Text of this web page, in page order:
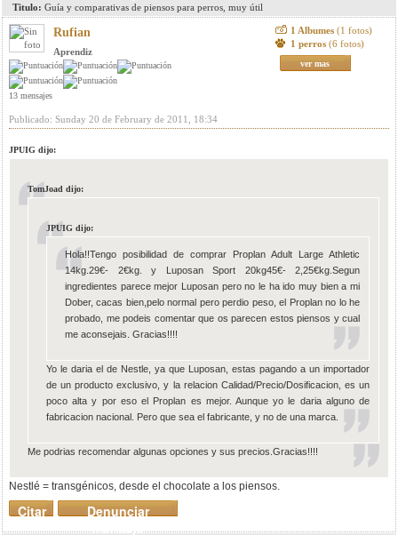
Titulo: Guía y comparativas de piensos para perros, muy útil
Rufian
Aprendiz
13 mensajes
1 Albumes (1 fotos)
1 perros (6 fotos)
ver mas
Publicado: Sunday 20 de February de 2011, 18:34
JPUIG dijo:
TomJoad dijo:
JPUIG dijo:
Hola!!Tengo posibilidad de comprar Proplan Adult Large Athletic
14kg.29€- 2€kg. y Luposan Sport 20kg45€- 2,25€kg.Segun
ingredientes parece mejor Luposan pero no le ha ido muy bien a mi
Dober, cacas bien,pelo normal pero perdio peso, el Proplan no lo he
probado, me podeis comentar que os parecen estos piensos y cual
me aconsejais. Gracias!!!!
Yo le daria el de Nestle, ya que Luposan, estas pagando a un importador
de un producto exclusivo, y la relacion Calidad/Precio/Dosificacion, es un
poco alta y por eso el Proplan es mejor. Aunque yo le daria alguno de
fabricacion nacional. Pero que sea el fabricante, y no de una marca.
Me podrias recomendar algunas opciones y sus precios.Gracias!!!!
Nestlé = transgénicos, desde el chocolate a los piensos.
Denunciar
mensaje
Citar